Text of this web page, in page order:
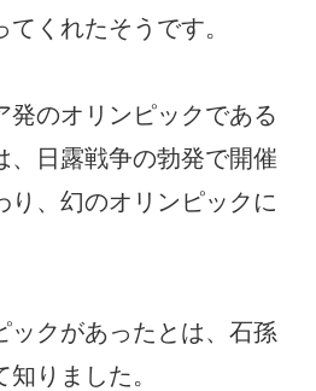
くれたそうです。
発のオリンピックである
、日露戦争の勃発で開催
り、幻のオリンピックに
ックがあったとは、石孫
りました。